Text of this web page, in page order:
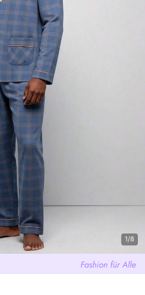
1/8